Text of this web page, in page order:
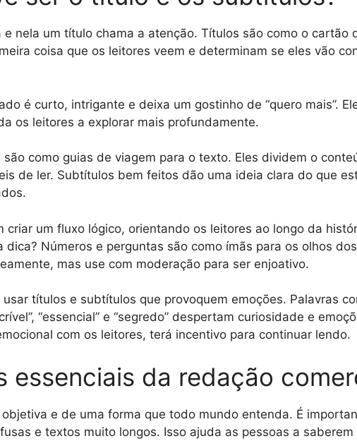
e nela um título chama a atenção. Títulos são como o cartão
coisa que os leitores veem e determinam se eles vão
é curto, intrigante e deixa um gostinho de “quero mais”.
os leitores a explorar mais profundamente.
como guias de viagem para o texto. Eles dividem o
de ler. Subtítulos bem feitos dão uma ideia clara do que
criar um fluxo lógico, orientando os leitores ao longo da
dica? Números e perguntas são como ímãs para os olhos
mas use com moderação para ser enjoativo.
títulos e subtítulos que provoquem emoções. Palavras
“essencial” e “segredo” despertam curiosidade e
com os leitores, terá incentivo para continuar lendo.
essenciais da redação
e de uma forma que todo mundo entenda. É
e textos muito longos. Isso ajuda as pessoas a